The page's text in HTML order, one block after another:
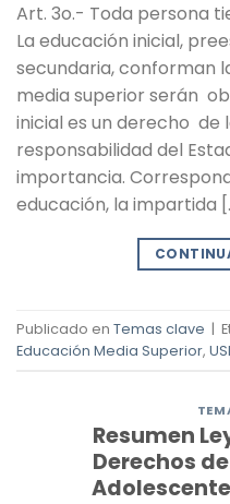
Art. 3o.- Toda persona
La educación inicial,
secundaria, conforman
media superior serán
inicial es un derecho de
responsabilidad del
importancia.
educación, la impartida
Publicado en Temas clave |
Educación Media Superior,
Resumen
Derechos